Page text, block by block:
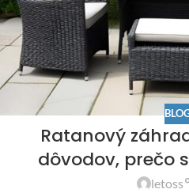
Ratanový
dôvodov, prečo
letoss